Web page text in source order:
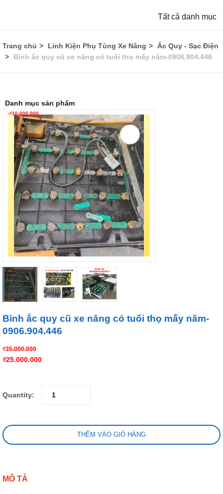
Tất cả danh mục
Trang chủ Linh Kiện Phụ Tùng Xe Nâng
Ắc Quy - Sạc Điện
Bình ắc quy cũ xe nâng có tuổi thọ mấy năm-0906.904.446
Danh mục sản phẩm
-₫10.000.000
Bình ắc quy cũ xe nâng có tuổi thọ mấy năm-
0906.904.446
₫35.000.000
₫25.000.000
Quantity:
THÊM VÀO GIỎ HÀNG
MÔ TẢ